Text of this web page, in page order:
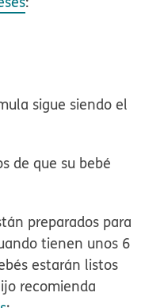
sigue siendo el
de que su bebé
preparados para
tienen unos 6
estarán listos
recomienda